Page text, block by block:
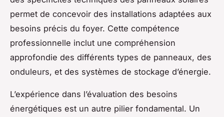
permet de concevoir des installations adaptées aux
besoins précis du foyer. Cette compétence
professionnelle inclut une compréhension
approfondie des différents types de panneaux, des
onduleurs, et des systèmes de stockage d’énergie.
L’expérience dans l’évaluation des besoins
énergétiques est un autre pilier fondamental. Un